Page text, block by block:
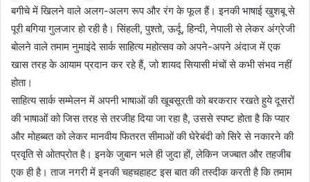
बगीचे में खिलने वाले अलग-अलग रूप और रंग के फूल हैं। इनकी भाषाई खुशबू से
पूरी बगिया गुलजार हो रही है। सिंहली, पुश्तो, ऊर्दू, हिन्दी, नेपाली से लेकर अंग्रेजी
बोलने वाले तमाम नुमाइंदे सार्क साहित्य महोत्सव को अपने-अपने अंदाज में एक
खास तरह के आयाम प्रदान कर रहे हैं, जो शायद सियासी मंचों से कभी संभव नहीं
होता।
साहित्य सार्क सम्मेलन में अपनी भाषाओं की खूबसूरती को बरकरार रखते हुये दूसरों
की भाषाओं को जिस तरह से तरजीह दिया जा रहा है, उससे स्पष्ट होता है कि प्यार
और मोहब्बत को लेकर मानवीय फितरत सीमाओं की घेरेबंदी को सिरे से नकारने की
प्रवृति से ओतप्रोत है। इनके जुबान भले ही जुदा हों, लेकिन जज्बात और तहजीब
एक ही है। ताज नगरी में इनकी चहचहाहट इस बात की तस्दीक करती है कि तमाम